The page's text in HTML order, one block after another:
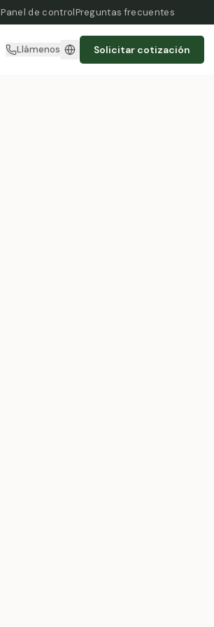
Panel de controlPreguntas frecuentes
Llámenos Solicitar cotización